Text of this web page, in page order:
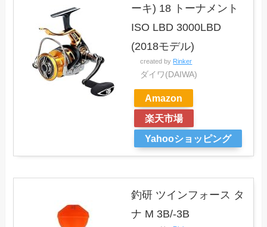
ーキ) 18 トーナメント
ISO LBD 3000LBD
(2018モデル)
created by Rinker
ダイワ(DAIWA)
Amazon
楽天市場
Yahooショッピング
釣研 ツインフォース タ
ナ M 3B/-3B